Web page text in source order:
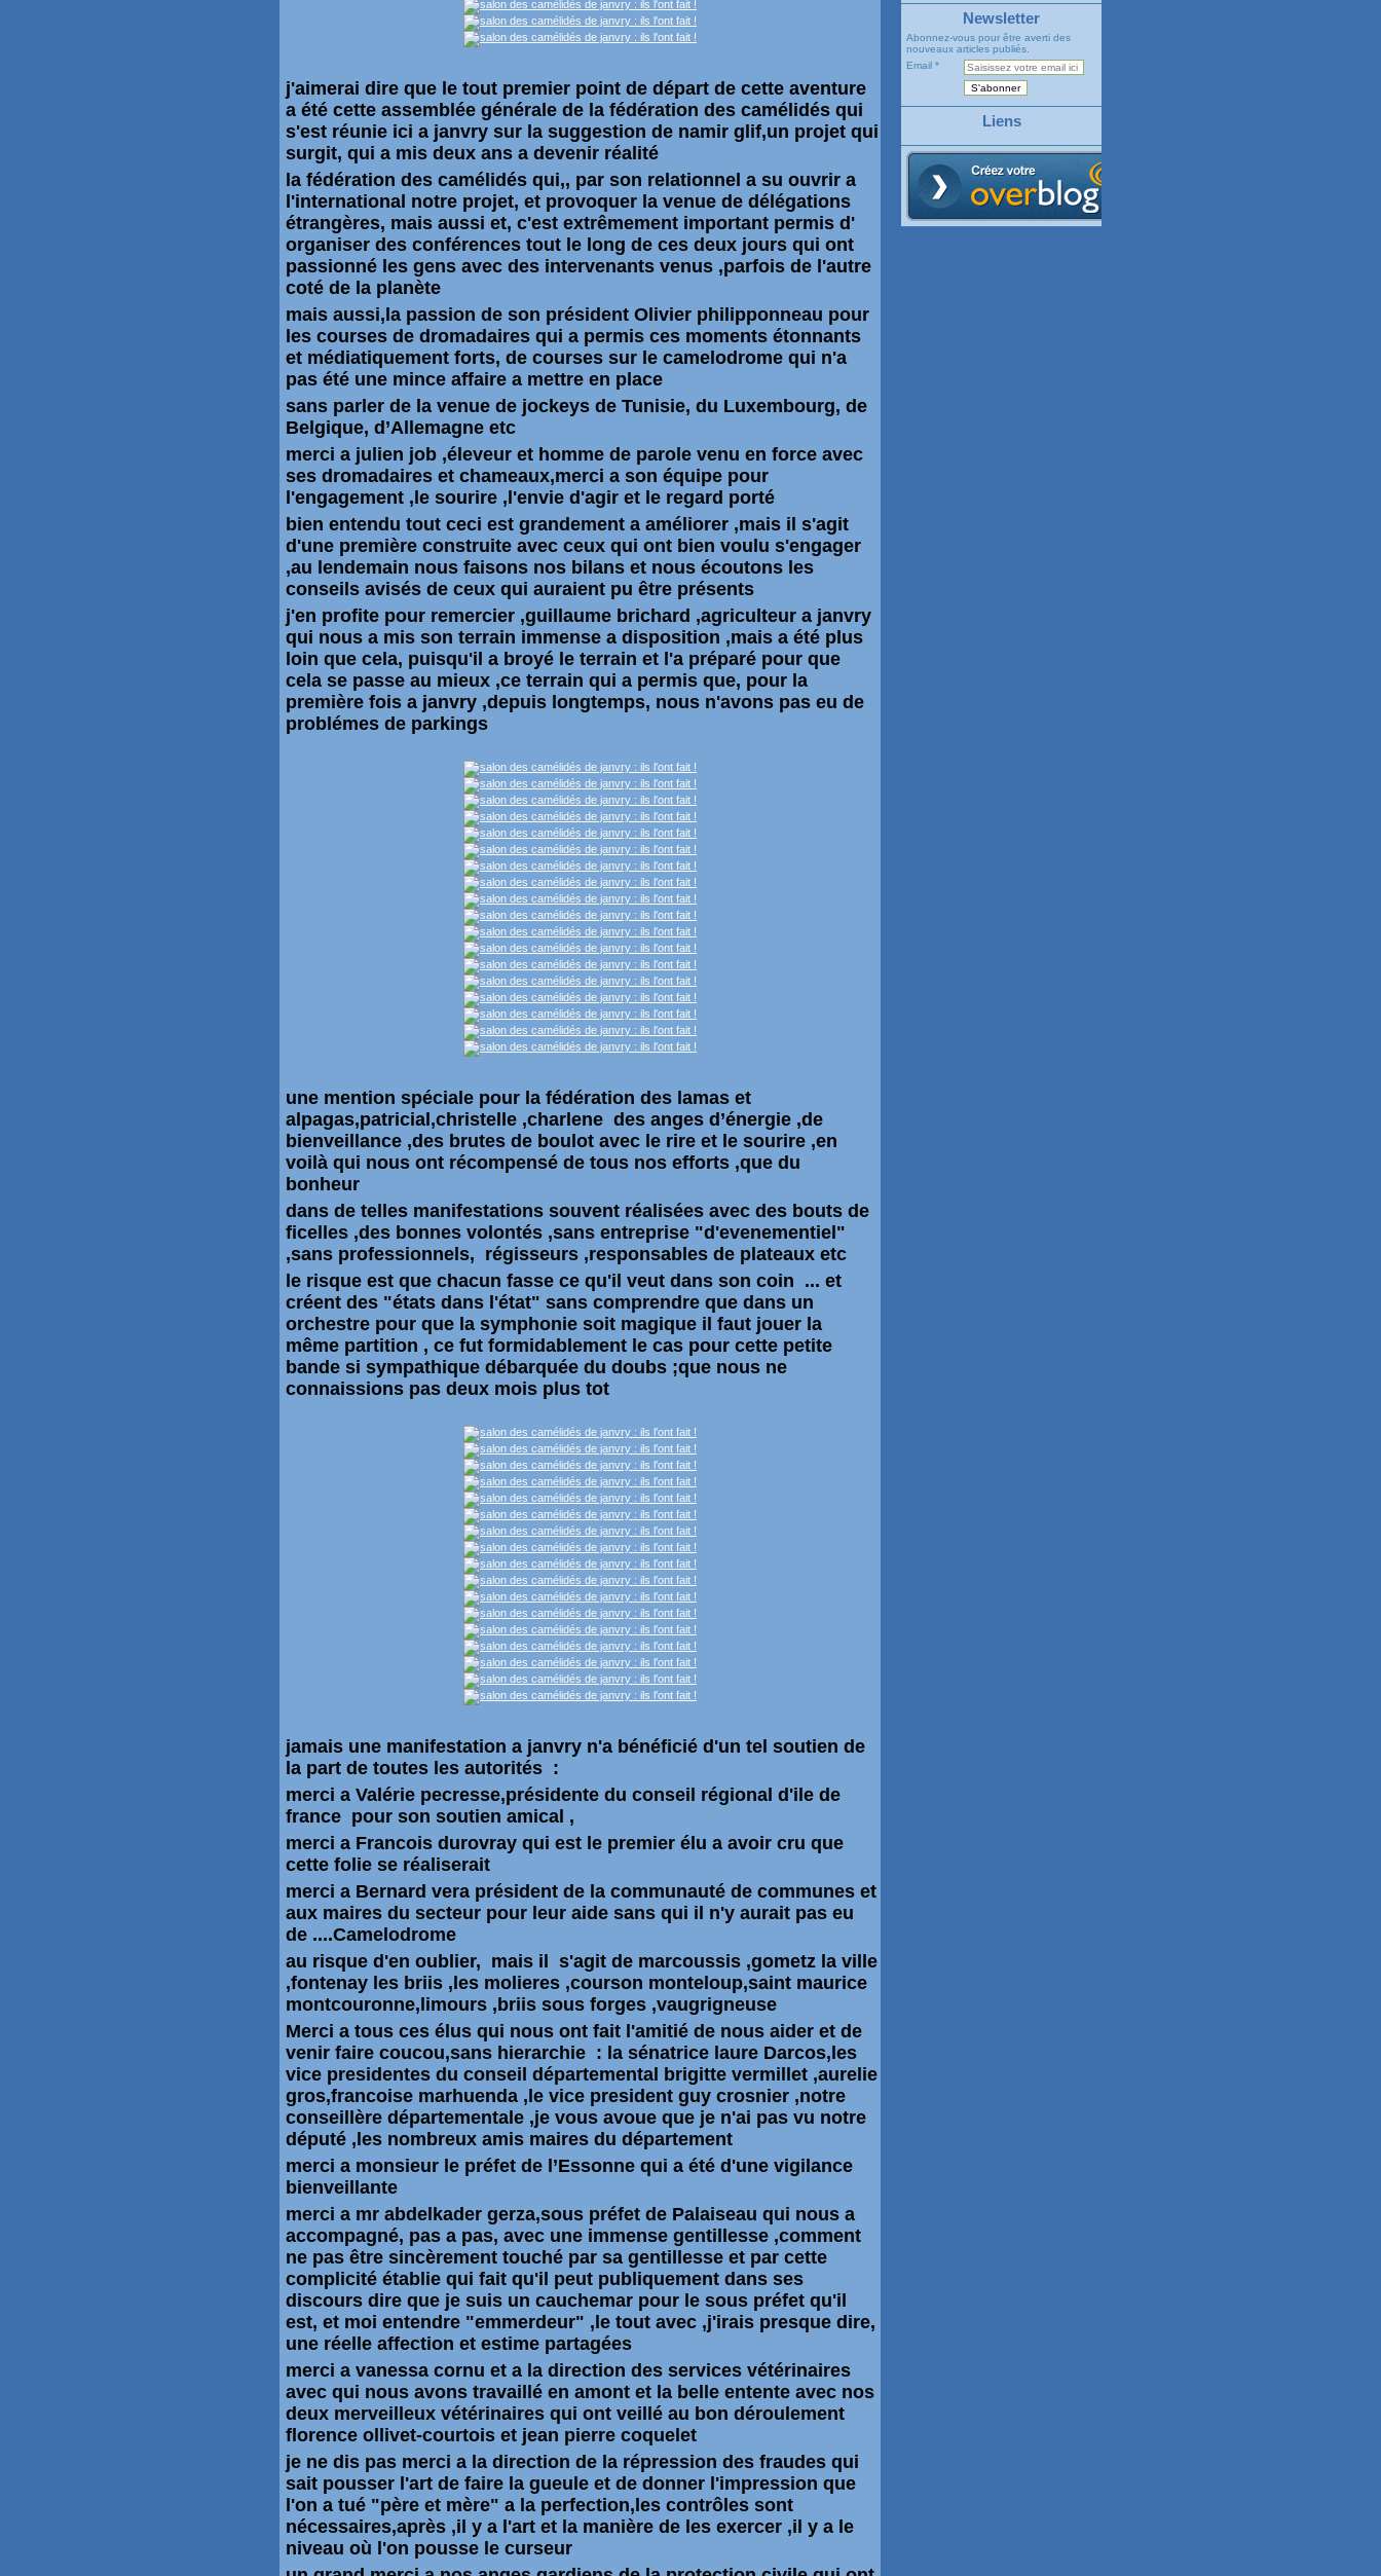
j'aimerai dire que le tout premier point de départ de cette aventure
a été cette assemblée générale de la fédération des camélidés qui
s'est réunie ici a janvry sur la suggestion de namir glif,un projet qui
surgit, qui a mis deux ans a devenir réalité
la fédération des camélidés qui,, par son relationnel a su ouvrir a
l'international notre projet, et provoquer la venue de délégations
étrangères, mais aussi et, c'est extrêmement important permis d'
organiser des conférences tout le long de ces deux jours qui ont
passionné les gens avec des intervenants venus ,parfois de l'autre
coté de la planète
mais aussi,la passion de son président Olivier philipponneau pour
les courses de dromadaires qui a permis ces moments étonnants
et médiatiquement forts, de courses sur le camelodrome qui n'a
pas été une mince affaire a mettre en place
sans parler de la venue de jockeys de Tunisie, du Luxembourg, de
Belgique, d’Allemagne etc
merci a julien job ,éleveur et homme de parole venu en force avec
ses dromadaires et chameaux,merci a son équipe pour
l'engagement ,le sourire ,l'envie d'agir et le regard porté
bien entendu tout ceci est grandement a améliorer ,mais il s'agit
d'une première construite avec ceux qui ont bien voulu s'engager
,au lendemain nous faisons nos bilans et nous écoutons les
conseils avisés de ceux qui auraient pu être présents
j'en profite pour remercier ,guillaume brichard ,agriculteur a janvry
qui nous a mis son terrain immense a disposition ,mais a été plus
loin que cela, puisqu'il a broyé le terrain et l'a préparé pour que
cela se passe au mieux ,ce terrain qui a permis que, pour la
première fois a janvry ,depuis longtemps, nous n'avons pas eu de
problémes de parkings
une mention spéciale pour la fédération des lamas et
alpagas,patricial,christelle ,charlene des anges d’énergie ,de
bienveillance ,des brutes de boulot avec le rire et le sourire ,en
voilà qui nous ont récompensé de tous nos efforts ,que du
bonheur
dans de telles manifestations souvent réalisées avec des bouts de
ficelles ,des bonnes volontés ,sans entreprise "d'evenementiel"
,sans professionnels, régisseurs ,responsables de plateaux etc
le risque est que chacun fasse ce qu'il veut dans son coin ... et
créent des "états dans l'état" sans comprendre que dans un
orchestre pour que la symphonie soit magique il faut jouer la
même partition , ce fut formidablement le cas pour cette petite
bande si sympathique débarquée du doubs ;que nous ne
connaissions pas deux mois plus tot
jamais une manifestation a janvry n'a bénéficié d'un tel soutien de
la part de toutes les autorités :
merci a Valérie pecresse,présidente du conseil régional d'ile de
france pour son soutien amical ,
merci a Francois durovray qui est le premier élu a avoir cru que
cette folie se réaliserait
merci a Bernard vera président de la communauté de communes et
aux maires du secteur pour leur aide sans qui il n'y aurait pas eu
de ....Camelodrome
au risque d'en oublier, mais il s'agit de marcoussis ,gometz la ville
,fontenay les briis ,les molieres ,courson monteloup,saint maurice
montcouronne,limours ,briis sous forges ,vaugrigneuse
Merci a tous ces élus qui nous ont fait l'amitié de nous aider et de
venir faire coucou,sans hierarchie : la sénatrice laure Darcos,les
vice presidentes du conseil départemental brigitte vermillet ,aurelie
gros,francoise marhuenda ,le vice president guy crosnier ,notre
conseillère départementale ,je vous avoue que je n'ai pas vu notre
député ,les nombreux amis maires du département
merci a monsieur le préfet de l’Essonne qui a été d'une vigilance
bienveillante
merci a mr abdelkader gerza,sous préfet de Palaiseau qui nous a
accompagné, pas a pas, avec une immense gentillesse ,comment
ne pas être sincèrement touché par sa gentillesse et par cette
complicité établie qui fait qu'il peut publiquement dans ses
discours dire que je suis un cauchemar pour le sous préfet qu'il
est, et moi entendre "emmerdeur" ,le tout avec ,j'irais presque dire,
une réelle affection et estime partagées
merci a vanessa cornu et a la direction des services vétérinaires
avec qui nous avons travaillé en amont et la belle entente avec nos
deux merveilleux vétérinaires qui ont veillé au bon déroulement
florence ollivet-courtois et jean pierre coquelet
je ne dis pas merci a la direction de la répression des fraudes qui
sait pousser l'art de faire la gueule et de donner l'impression que
l'on a tué "père et mère" a la perfection,les contrôles sont
nécessaires,après ,il y a l'art et la manière de les exercer ,il y a le
niveau où l'on pousse le curseur
Newsletter
Abonnez-vous pour être averti des
nouveaux articles publiés.
Email
Liens